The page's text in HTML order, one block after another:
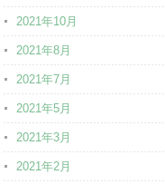
2021年10月
2021年8月
2021年7月
2021年5月
2021年3月
2021年2月